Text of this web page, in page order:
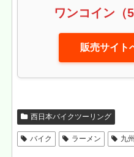
ワンコイン（
販売サイト
西日本バイクツーリング
バイク ラーメン 九州